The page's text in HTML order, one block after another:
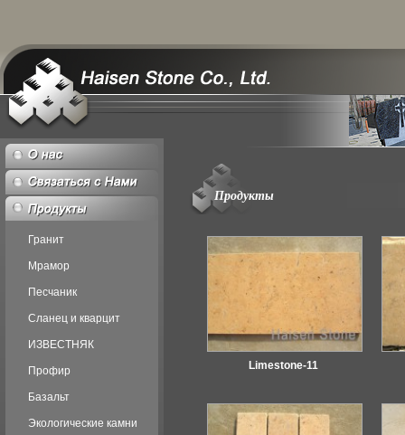
Гранит
Мрамор
Песчаник
Сланец и кварцит
ИЗВЕСТНЯК
Профир
Базальт
Экологические камни
Продукты
Limestone-11